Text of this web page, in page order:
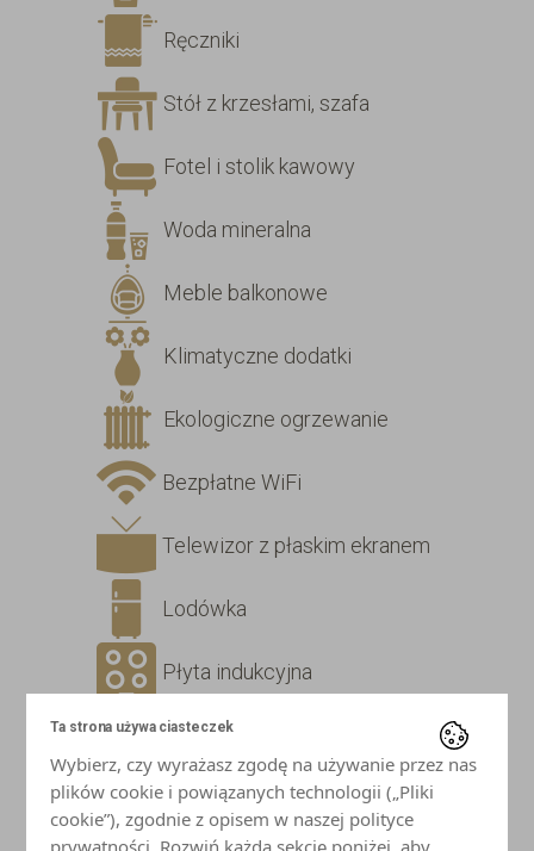
Bezpłatne WiFi
Telewizor z płaskim ekranem
Lodówka
Płyta indukcyjna
Mikrofalówka
Czajnik
Ręczniki
Stół z krzesłami, szafa
Fotel i stolik kawowy
Woda mineralna
Meble balkonowe
Klimatyczne dodatki
Ekologiczne ogrzewanie
Ta strona używa ciasteczek
Wybierz, czy wyrażasz zgodę na używanie przez nas
plików cookie i powiązanych technologii („Pliki
cookie”), zgodnie z opisem w naszej polityce
prywatności. Rozwiń każdą sekcję poniżej, aby